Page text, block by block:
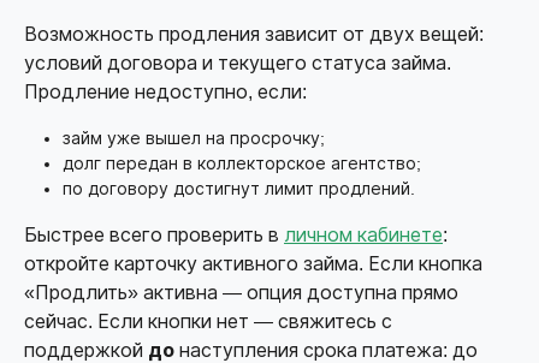
Возможность продления зависит от двух вещей:
условий договора и текущего статуса займа.
Продление недоступно, если:
займ уже вышел на просрочку;
долг передан в коллекторское агентство;
по договору достигнут лимит продлений.
Быстрее всего проверить в личном кабинете:
откройте карточку активного займа. Если кнопка
«Продлить» активна — опция доступна прямо
сейчас. Если кнопки нет — свяжитесь с
поддержкой до наступления срока платежа: до